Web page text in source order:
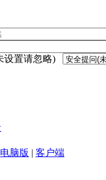
设置请忽略)
电脑版 | 客户端